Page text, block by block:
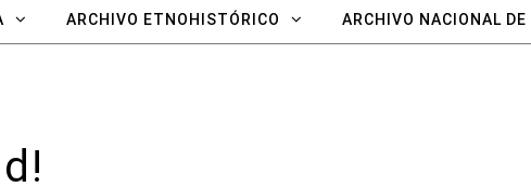
ARCHIVO ETNOHISTÓRICO ARCHIVO NACIONAL DE